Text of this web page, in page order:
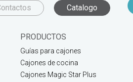
Catalogo
PRODUCTOS
Guías para cajones
Cajones de cocina
Cajones Magic Star Plus